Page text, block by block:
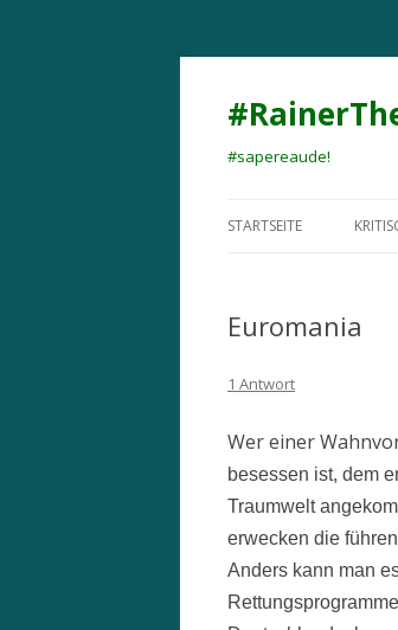
#sapereaude!
STARTSEITE
Euromania
1 Antwort
Wer einer
besessen ist, dem
Traumwelt
erwecken die
Anders kann man